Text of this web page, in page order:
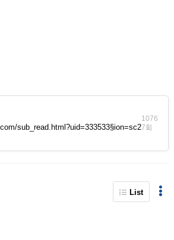
sub_read.html?uid=333533§ion=sc2
1076
7회
List